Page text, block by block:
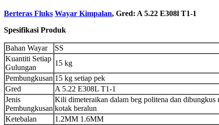
Berteras Fluks Wayar Kimpalan, Gred: A 5.22 E308l T1-1
Spesifikasi Produk
Bahan Wayar
SS
Kuantiti Setiap
Gulungan
15 kg
Pembungkusan 15 kg setiap pek
Gred
A 5.22 E308L T1-1
Jenis
Pembungkusan
Kili dimeteraikan dalam beg politena dan dibungkus
kotak beralun
Ketebalan
1.2MM 1.6MM